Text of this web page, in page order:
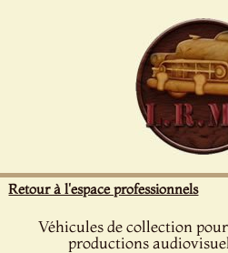
Retour à l'espace professionnels
Véhicules de collection
productions